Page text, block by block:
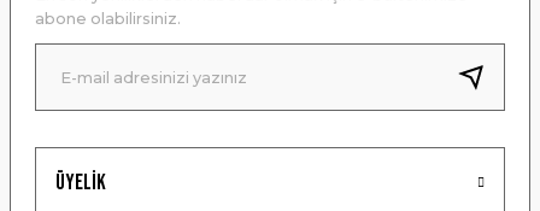
Ürün bilgilerinde hatalar bulunuyor.
Ürün fiyatı diğer sitelerden daha pahalı.
Bu ürüne benzer farklı alternatifler olmalı.
Üyelik
abone olabilirsiniz.